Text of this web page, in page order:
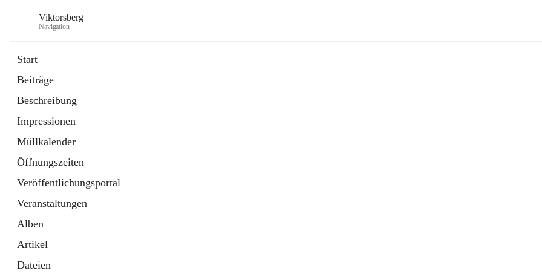
Viktorsberg
Navigation
Start
Beiträge
Beschreibung
Impressionen
Müllkalender
Öffnungszeiten
Veröffentlichungsportal
Veranstaltungen
Alben
Artikel
Dateien